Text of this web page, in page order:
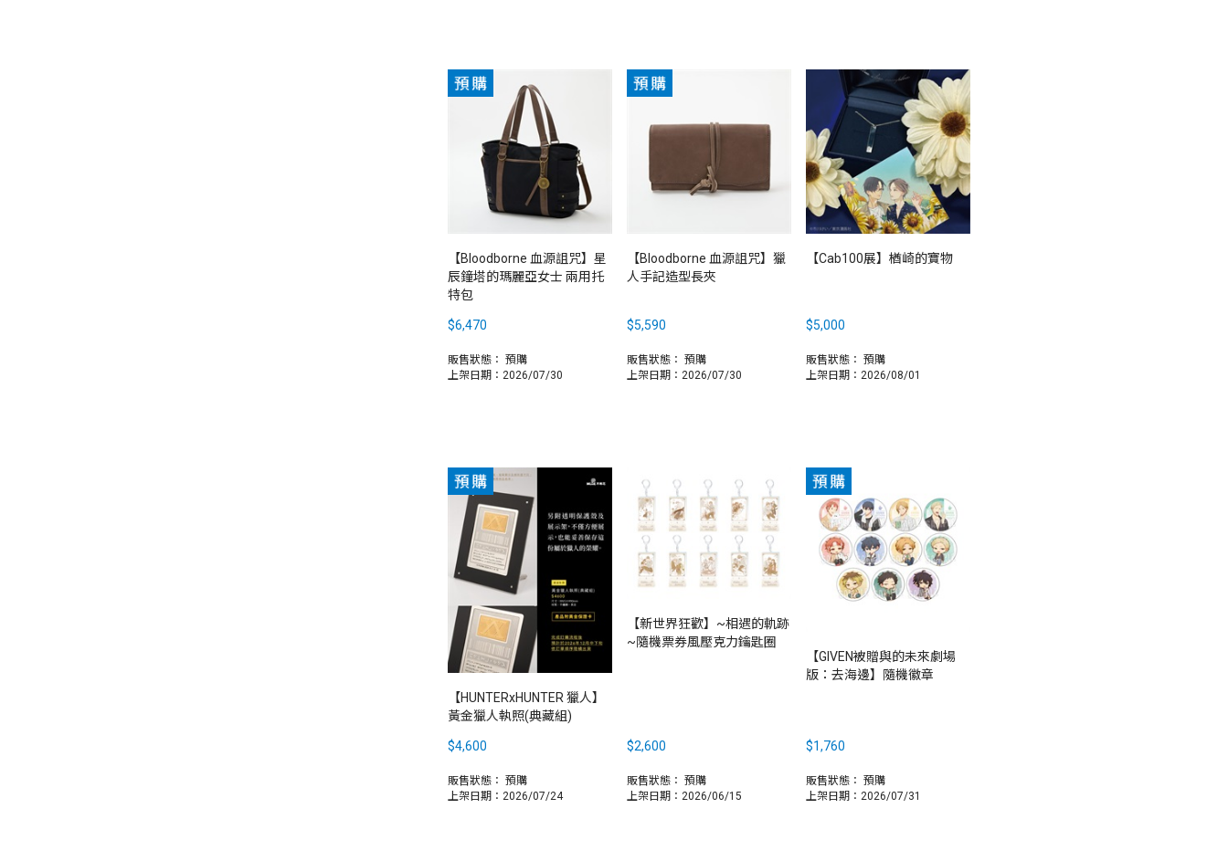
【Bloodborne 血源詛咒】星
辰鐘塔的瑪麗亞女士 兩用托
特包
$6,470
販售狀態： 預購
上架日期：2026/07/30
【Bloodborne 血源詛咒】獵
人手記造型長夾
$5,590
販售狀態： 預購
上架日期：2026/07/30
【Cab100展】楢崎的寶物
$5,000
販售狀態： 預購
上架日期：2026/08/01
【HUNTERxHUNTER 獵人】
黃金獵人執照(典藏組)
$4,600
販售狀態： 預購
上架日期：2026/07/24
【新世界狂歡】~相遇的軌跡
~隨機票券風壓克力鑰匙圈
$2,600
販售狀態： 預購
上架日期：2026/06/15
【GIVEN被贈與的未來劇場
版：去海邊】隨機徽章
$1,760
販售狀態： 預購
上架日期：2026/07/31